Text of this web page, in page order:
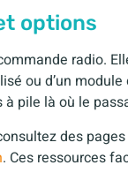
options
radio.
ou d’un
pile là où le
des
. Ces ressources